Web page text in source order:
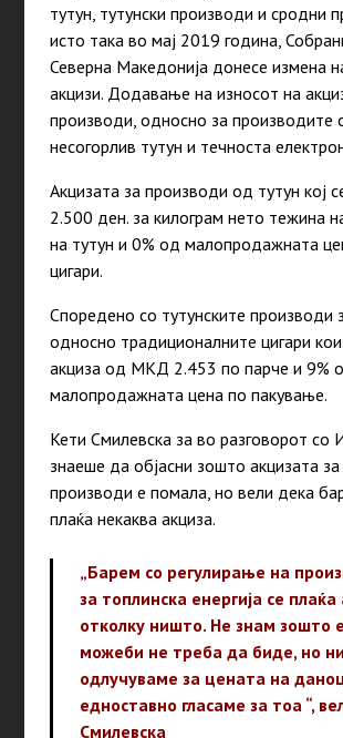
тутун, тутунски производи и сродни
исто така во мај 2019 година,
Северна Македонија донесе измена
акцизи. Додавање на износот на
производи, односно за производите
несогорлив тутун и течноста
Акцизата за производи од тутун кој
2.500 ден. за килограм нето тежина
на тутун и 0% од малопродажната
цигари.
Споредено со тутунските производи
односно традиционалните цигари
акциза од МКД 2.453 по парче и 9%
малопродажната цена по пакување.
Кети Смилевска за во разговорот со
знаеше да објасни зошто акцизата
производи е помала, но вели дека
плаќа некаква акциза.
„Барем со регулирање на
за топлинска енергија се плаќа
отколку ништо. Не знам зошто
можеби не треба да биде, но
одлучуваме за цената на
едноставно гласаме за тоа “,
Смилевска